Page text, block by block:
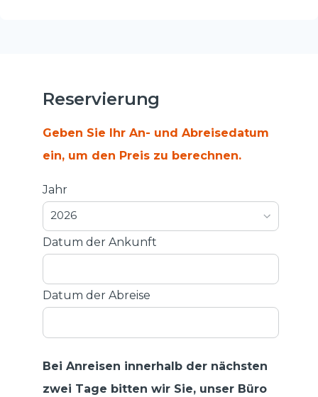
Reservierung
Geben Sie Ihr An- und Abreisedatum
ein, um den Preis zu berechnen.
Jahr
2026
Datum der Ankunft
Datum der Abreise
Bei Anreisen innerhalb der nächsten
zwei Tage bitten wir Sie, unser Büro